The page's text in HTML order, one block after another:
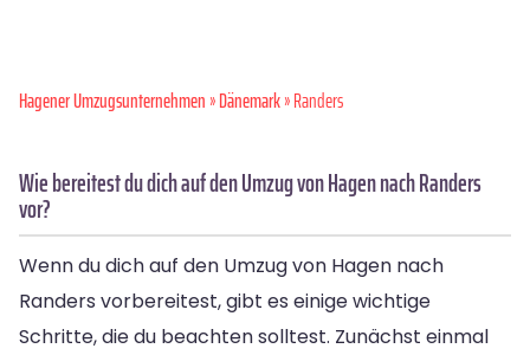
Hagener Umzugsunternehmen»Dänemark» Randers
Wie bereitest du dich auf den Umzug von Hagen nach Randers
vor?
Wenn du dich auf den Umzug von Hagen nach
Randers vorbereitest, gibt es einige wichtige
Schritte, die du beachten solltest. Zunächst einmal